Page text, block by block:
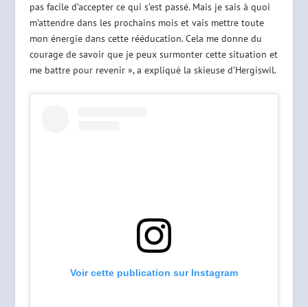
pas facile d’accepter ce qui s’est passé. Mais je sais à quoi
m’attendre dans les prochains mois et vais mettre toute
mon énergie dans cette rééducation. Cela me donne du
courage de savoir que je peux surmonter cette situation et
me battre pour revenir », a expliqué la skieuse d’Hergiswil.
Voir cette publication sur Instagram